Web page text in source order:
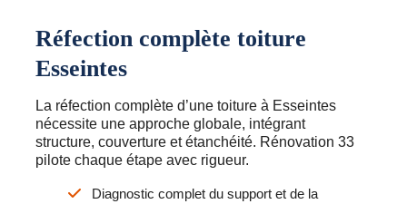
Réfection complète toiture
Esseintes
La réfection complète d’une toiture à Esseintes
nécessite une approche globale, intégrant
structure, couverture et étanchéité. Rénovation 33
pilote chaque étape avec rigueur.
Diagnostic complet du support et de la